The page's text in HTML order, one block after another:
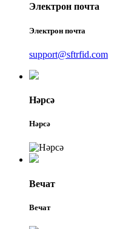
Электрон почта
Электрон почта
support@sftrfid.com
Нәрсә
Нәрсә
Вечат
Вечат